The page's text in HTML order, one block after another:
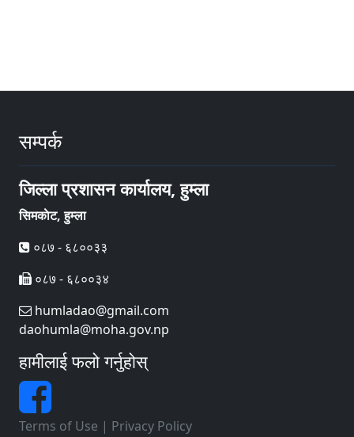
सम्पर्क
जिल्ला प्रशासन कार्यालय, हुम्ला
सिमकाेट, हुम्ला
०८७ - ६८००३३
०८७ - ६८००३४
humladao@gmail.com
daohumla@moha.gov.np
हामीलाई फलो गर्नुहोस्
Terms of Use | Privacy Policy